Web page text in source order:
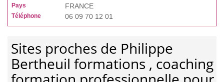
Pays FRANCE
Téléphone 06 09 70 12 01
Sites proches de Philippe
Bertheuil formations , coaching